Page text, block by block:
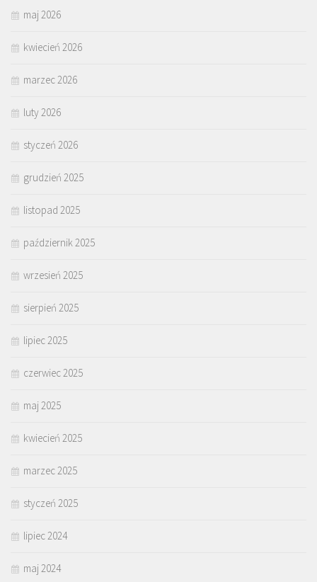
maj 2026
kwiecień 2026
marzec 2026
luty 2026
styczeń 2026
grudzień 2025
listopad 2025
październik 2025
wrzesień 2025
sierpień 2025
lipiec 2025
czerwiec 2025
maj 2025
kwiecień 2025
marzec 2025
styczeń 2025
lipiec 2024
maj 2024